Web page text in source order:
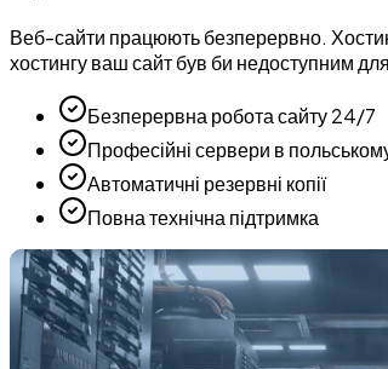
Веб-сайти працюють безперервно.
хостингу ваш сайт був би недоступним для
Безперервна робота сайту 24/7
Професійні сервери в
Автоматичні резервні копії
Повна технічна підтримка